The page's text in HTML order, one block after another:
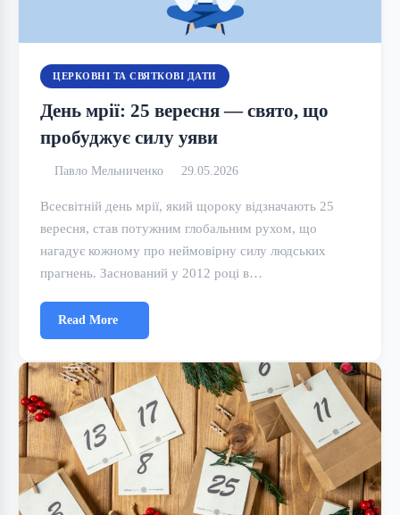
ЦЕРКОВНІ ТА СВЯТКОВІ ДАТИ
День мрії: 25 вересня — свято, що
пробуджує силу уяви
Павло Мельниченко 29.05.2026
Всесвітній день мрії, який щороку відзначають 25
вересня, став потужним глобальним рухом, що
нагадує кожному про неймовірну силу людських
прагнень. Заснований у 2012 році в…
Read More